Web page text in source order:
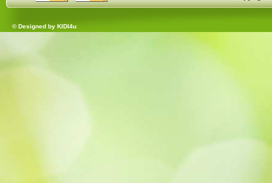
© Designed by KIDI4u